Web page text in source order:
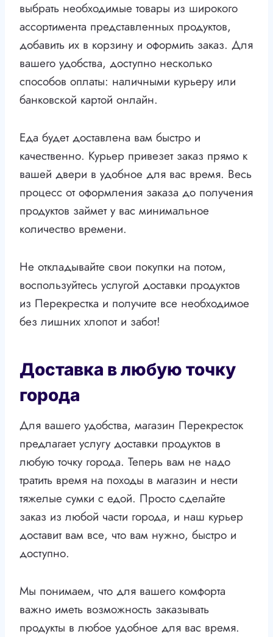
выбрать необходимые товары из широкого
ассортимента представленных продуктов,
добавить их в корзину и оформить заказ. Для
вашего удобства, доступно несколько
способов оплаты: наличными курьеру или
банковской картой онлайн.
Еда будет доставлена вам быстро и
качественно. Курьер привезет заказ прямо к
вашей двери в удобное для вас время. Весь
процесс от оформления заказа до получения
продуктов займет у вас минимальное
количество времени.
Не откладывайте свои покупки на потом,
воспользуйтесь услугой доставки продуктов
из Перекрестка и получите все необходимое
без лишних хлопот и забот!
Доставка в любую точку
города
Для вашего удобства, магазин Перекресток
предлагает услугу доставки продуктов в
любую точку города. Теперь вам не надо
тратить время на походы в магазин и нести
тяжелые сумки с едой. Просто сделайте
заказ из любой части города, и наш курьер
доставит вам все, что вам нужно, быстро и
доступно.
Мы понимаем, что для вашего комфорта
важно иметь возможность заказывать
продукты в любое удобное для вас время.